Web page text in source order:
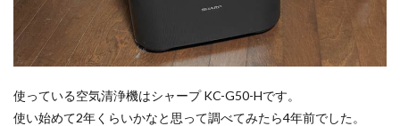
使っている空気清浄機はシャープ KC-G50-Hです。
使い始めて2年くらいかなと思って調べてみたら4年前でした。